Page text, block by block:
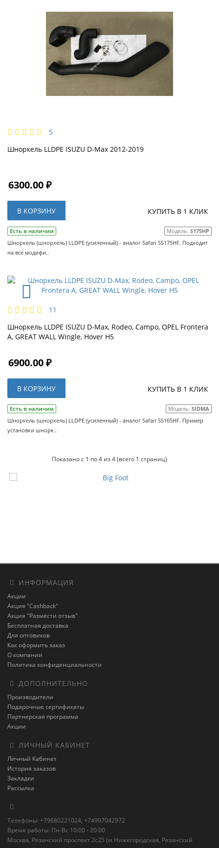
5
Шноркель LLDPE ISUZU D-Max 2012-2019
6300.00 ₽
В КОРЗИНУ КУПИТЬ В 1 КЛИК
Есть в наличии Модель: S175HP
Шноркель (шнорхель) LLDPE (усиленный) - аналог Safari SS175HF. Подходит
на все модифи..
11
Шноркель LLDPE ISUZU D-Max, Rodeo, Campo, OPEL Frontera
A, GREAT WALL Wingle, Hover H5
6900.00 ₽
В КОРЗИНУ КУПИТЬ В 1 КЛИК
Есть в наличии Модель: SIDMA
Шноркель (шнорхель) LLDPE (усиленный) - аналог Safari SS165HF. Пример
установки шнорк..
Показано с 1 по 4 из 4 (всего 1 страниц)
ИНФОРМАЦИЯ
Акции
Акция "Cashback"
Акция "Размести отзыв"
Бесплатная доставка
Для оптовиков
Как оформить заказ
О компании
Политика конфиденциальности
ДОПОЛНИТЕЛЬНО
Производители
Подарочные сертификаты
Партнерская программа
Акции
ЛИЧНЫЙ КАБИНЕТ
Личный Кабинет
История заказов
Закладки
Рассылка
Телефоны: +79680221024, +74997042972
Время работы: Пн-Вс 10:00 - 20:00
Москва, Рязанский проспект 2с25 (м Нижегородская, Рязанский